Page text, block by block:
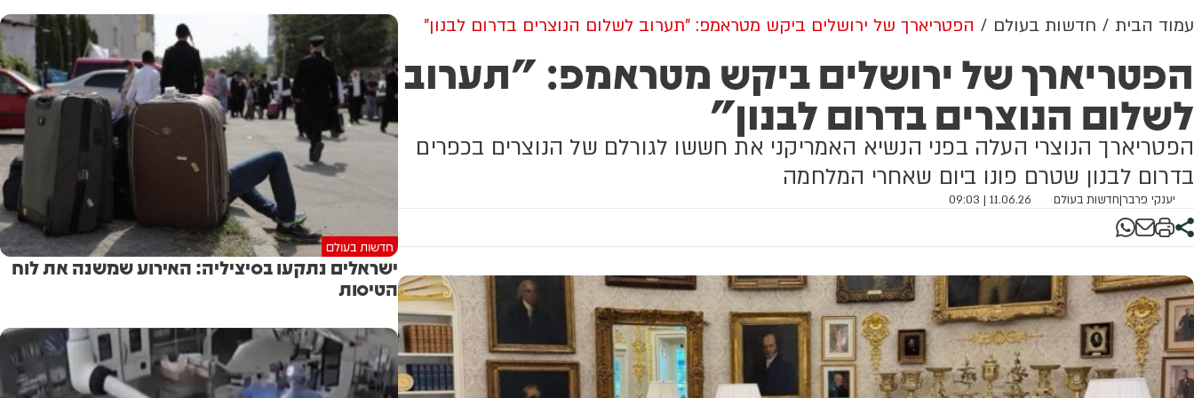
עמוד הבית חדשות בעולם הפטריארך של ירושלים ביקש מטראמפ: "תערוב לשלום הנוצרים בדרום לבנון"
הפטריארך של ירושלים ביקש מטראמפ: "תערוב
לשלום הנוצרים בדרום לבנון"
הפטריארך הנוצרי העלה בפני הנשיא האמריקני את חששו לגורלם של הנוצרים בכפרים
בדרום לבנון שטרם פונו ביום שאחרי המלחמה
יענקי פרבר|חדשות בעולם 11.06.26 | 09:03
חדשות בעולם
ישראלים נתקעו בסיציליה: האירוע שמשנה את לוח
הטיסות